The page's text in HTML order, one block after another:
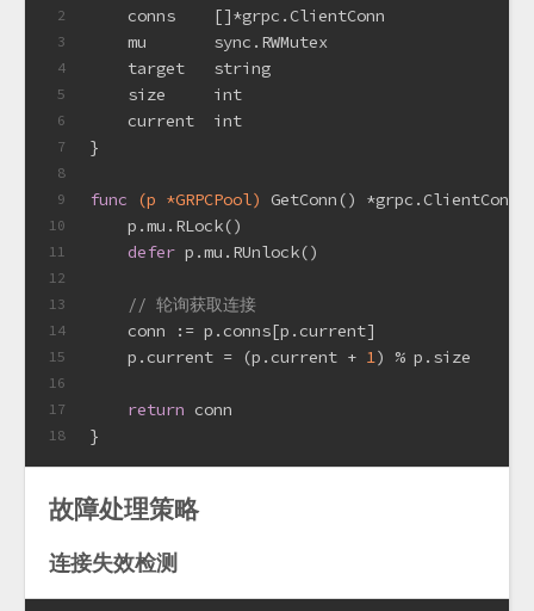
2
3
4
5
6
7
8
9
10
11
12
13
14
15
16
17
18
    conns    []*grpc.ClientConn
    mu       sync.RWMutex
    target
string
    size
int
    current
int
}
func (p *GRPCPool) GetConn() *grpc.ClientConn
    p.mu.RLock()
defer p.mu.RUnlock()
// 轮询获取连接
    conn := p.conns[p.current]
    p.current = (p.current +
1) % p.size
return conn
}
故障处理策略
连接失效检测